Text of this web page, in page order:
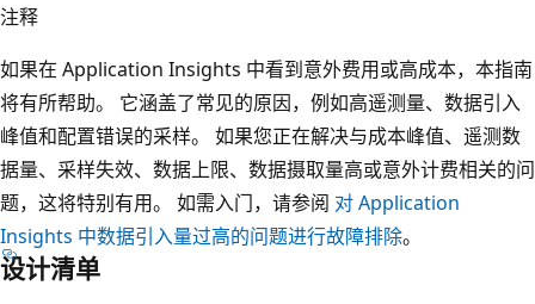
注释
如果在 Application Insights 中看到意外费用或高成本，本指南
将有所帮助。 它涵盖了常见的原因，例如高遥测量、数据引入
峰值和配置错误的采样。 如果您正在解决与成本峰值、遥测数
据量、采样失效、数据上限、数据摄取量高或意外计费相关的问
题，这将特别有用。 如需入门，请参阅 对 Application
Insights 中数据引入量过高的问题进行故障排除。
设计清单